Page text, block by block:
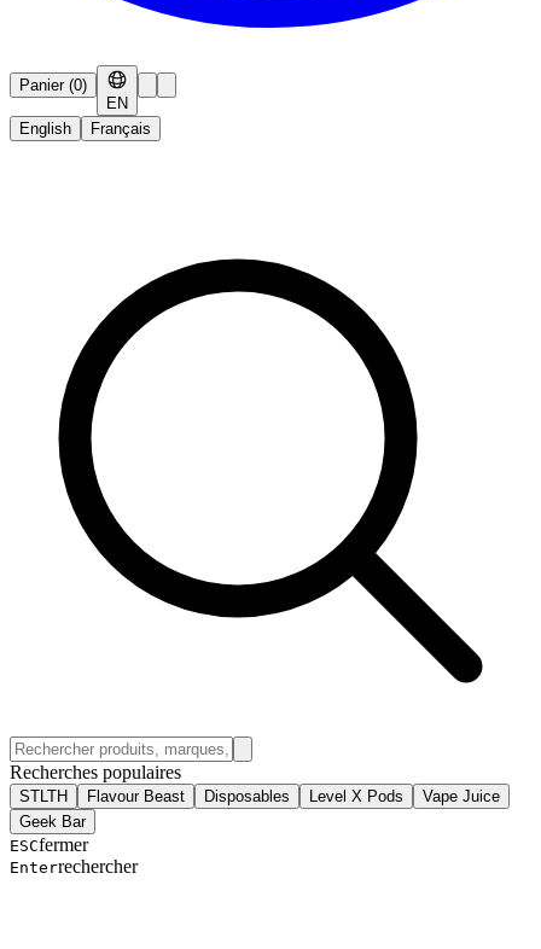
Panier(0)
EN
English
Français
Recherches populaires
STLTH Flavour Beast Disposables Level X Pods
Vape Juice
Geek Bar
ESCfermer
Enterrechercher